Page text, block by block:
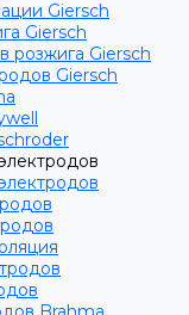
Giersch
Giersch
розжига Giersch
Giersch